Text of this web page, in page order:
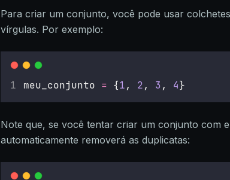
Para criar um conjunto, você pode usar colchetes
vírgulas. Por exemplo:
meu_conjunto = {1, 2, 3, 4}
Note que, se você tentar criar um conjunto com
automaticamente removerá as duplicatas: